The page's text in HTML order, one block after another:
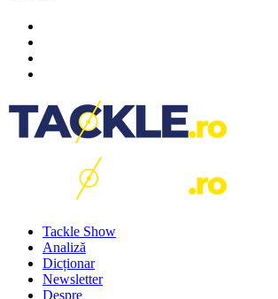
Tackle Show
Analiză
Dicționar
Newsletter
Despre